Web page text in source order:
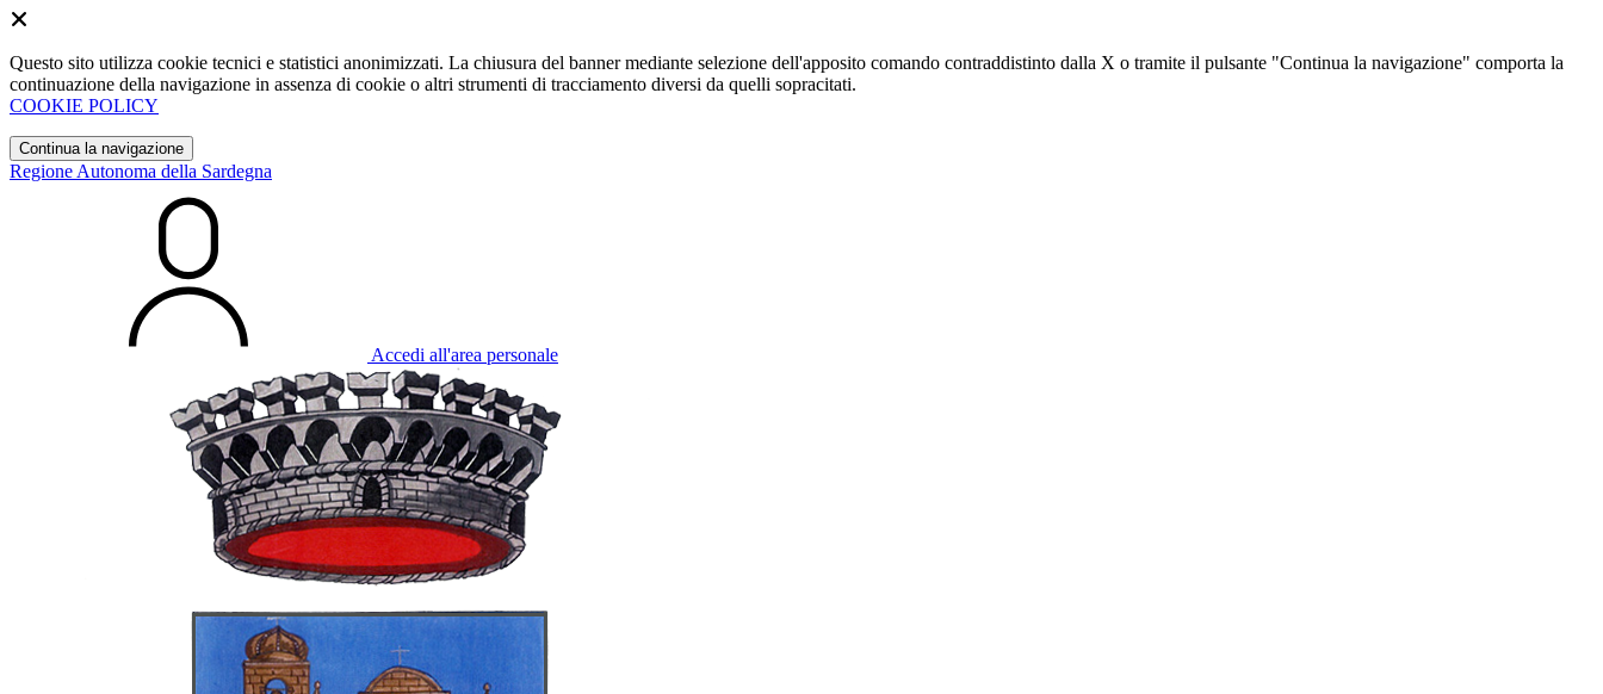
Questo sito utilizza cookie tecnici e statistici anonimizzati. La chiusura del banner mediante selezione dell'apposito comando contraddistinto dalla X o tramite il pulsante "Continua la navigazione" comporta la
continuazione della navigazione in assenza di cookie o altri strumenti di tracciamento diversi da quelli sopracitati.
COOKIE POLICY
Continua la navigazione
Regione Autonoma della Sardegna
Accedi all'area personale